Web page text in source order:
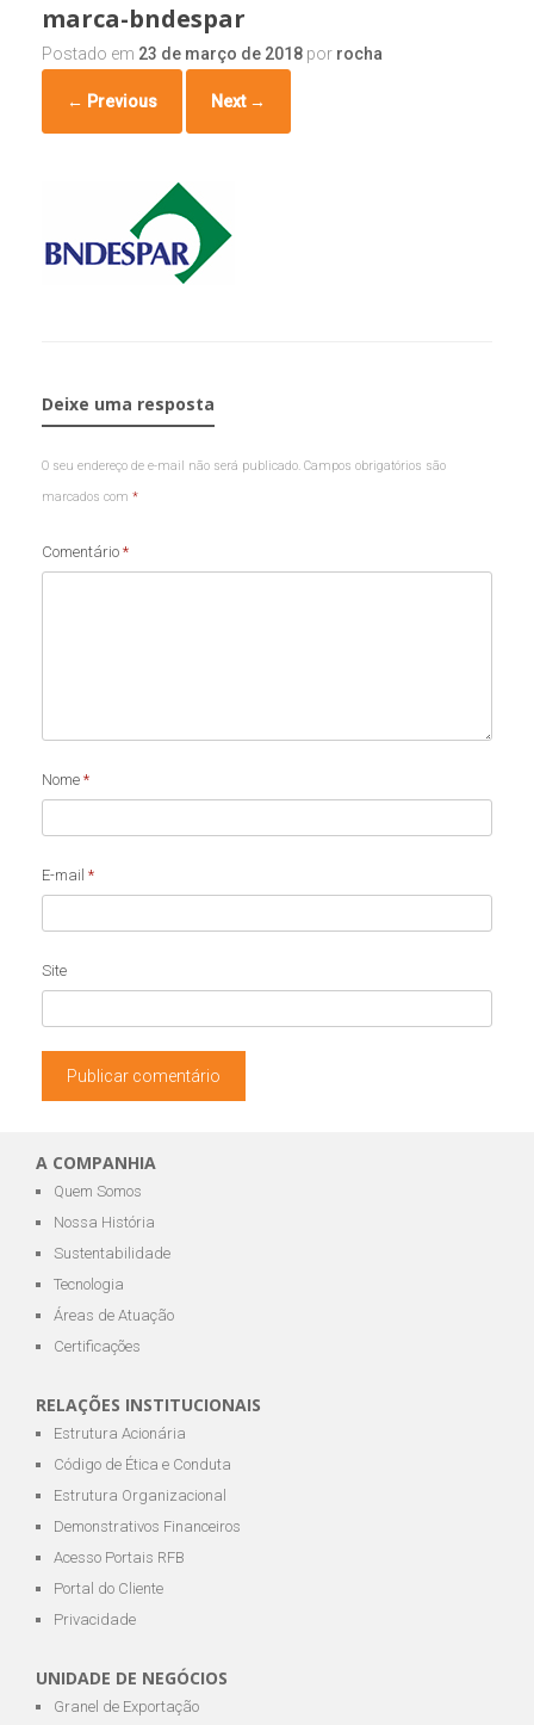
marca-bndespar
Postado em 23 de março de 2018 por rocha
← Previous Next →
Deixe uma resposta
O seu endereço de e-mail não será publicado. Campos obrigatórios são
marcados com *
Comentário *
Nome *
E-mail *
Site
A COMPANHIA
Quem Somos
Nossa História
Sustentabilidade
Tecnologia
Áreas de Atuação
Certificações
RELAÇÕES INSTITUCIONAIS
Estrutura Acionária
Código de Ética e Conduta
Estrutura Organizacional
Demonstrativos Financeiros
Acesso Portais RFB
Portal do Cliente
Privacidade
UNIDADE DE NEGÓCIOS
Granel de Exportação